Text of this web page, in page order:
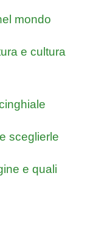
mondo
e cultura
sceglierle
e quali